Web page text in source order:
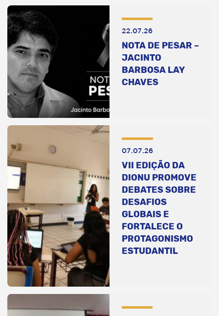
22.07.26
NOTA DE PESAR –
JACINTO
BARBOSA LAY
CHAVES
07.07.26
VII EDIÇÃO DA
DIONU PROMOVE
DEBATES SOBRE
DESAFIOS
GLOBAIS E
FORTALECE O
PROTAGONISMO
ESTUDANTIL